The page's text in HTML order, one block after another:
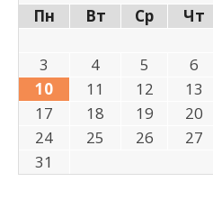
Пн
Вт Ср Чт
3
4 5 6
10
11 12 13
17
18 19 20
24
25 26 27
31